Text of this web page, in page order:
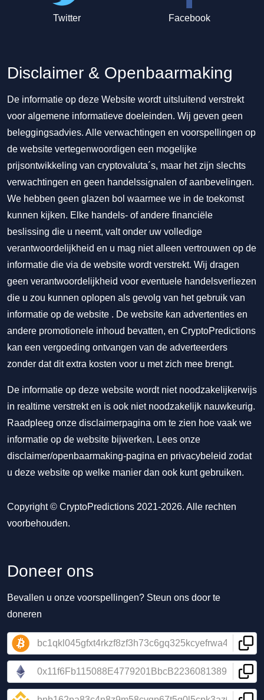
Twitter Facebook
Disclaimer & Openbaarmaking
De informatie op deze Website wordt uitsluitend verstrekt
voor algemene informatieve doeleinden. Wij geven geen
beleggingsadvies. Alle verwachtingen en voorspellingen op
de website vertegenwoordigen een mogelijke
prijsontwikkeling van cryptovaluta´s, maar het zijn slechts
verwachtingen en geen handelssignalen of aanbevelingen.
We hebben geen glazen bol waarmee we in de toekomst
kunnen kijken. Elke handels- of andere financiële
beslissing die u neemt, valt onder uw volledige
verantwoordelijkheid en u mag niet alleen vertrouwen op de
informatie die via de website wordt verstrekt. Wij dragen
geen verantwoordelijkheid voor eventuele handelsverliezen
die u zou kunnen oplopen als gevolg van het gebruik van
informatie op de website . De website kan advertenties en
andere promotionele inhoud bevatten, en CryptoPredictions
kan een vergoeding ontvangen van de adverteerders
zonder dat dit extra kosten voor u met zich mee brengt.
De informatie op deze website wordt niet noodzakelijkerwijs
in realtime verstrekt en is ook niet noodzakelijk nauwkeurig.
Raadpleeg onze disclaimerpagina om te zien hoe vaak we
informatie op de website bijwerken. Lees onze
disclaimer/openbaarmaking-pagina en privacybeleid zodat
u deze website op welke manier dan ook kunt gebruiken.
Copyright © CryptoPredictions 2021-2026. Alle rechten
voorbehouden.
Doneer ons
Bevallen u onze voorspellingen? Steun ons door te
doneren